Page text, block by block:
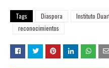
Tags Diaspora Instituto
reconocimientos